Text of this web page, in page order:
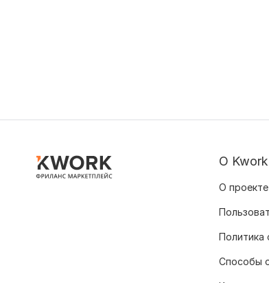
О Kwork
О проекте
Политика
Способы